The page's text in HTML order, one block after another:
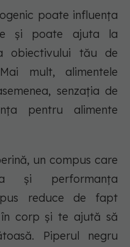
poate influența
și poate ajuta la
obiectivului tău de
mult, alimentele
senzația de
pentru alimente
un compus care
și performanța
reduce de fapt
corp și te ajută să
Piperul negru